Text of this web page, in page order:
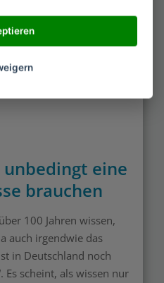
die ihm am
Nachdem dann die
ist es nun total
zuzubereiten. Einen
unbedingt eine
brauchen
100 Jahren wissen,
auch irgendwie das
in Deutschland noch
Es scheint, als wissen nur